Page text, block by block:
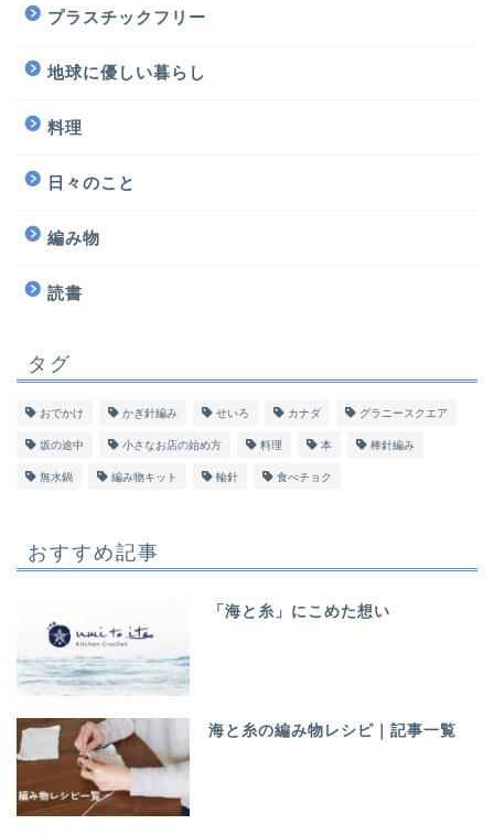
プラスチックフリー
地球に優しい暮らし
料理
日々のこと
編み物
読書
タグ
おでかけ かぎ針編み せいろ カナダ グラニースクエア
坂の途中 小さなお店の始め方 料理 本 棒針編み
無水鍋 編み物キット 輪針 食べチョク
おすすめ記事
「海と糸」にこめた想い
海と糸の編み物レシピ｜記事一覧